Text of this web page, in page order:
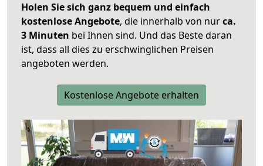
Holen Sie sich ganz bequem und einfach
kostenlose Angebote, die innerhalb von nurca.
3 Minuten bei Ihnen sind. Und das Beste daran
ist, dass all dies zu erschwinglichen Preisen
angeboten werden.
Kostenlose Angebote erhalten